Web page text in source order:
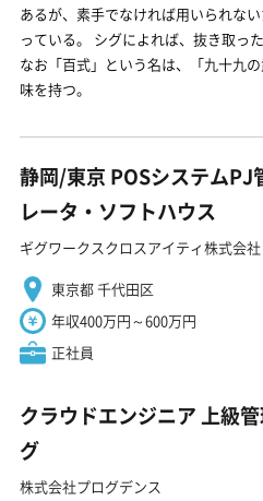
あるが、素手でなければ用いられな
っている。 シグによれば、抜き取っ
なお「百式」という名は、「九十九
味を持つ。
静岡/東京 POSシステム
レータ・ソフトハウス
ギグワークスクロスアイティ株式会社
東京都 千代田区
年収400万円～600万円
正社員
クラウドエンジニア 上級
グ
株式会社プログデンス